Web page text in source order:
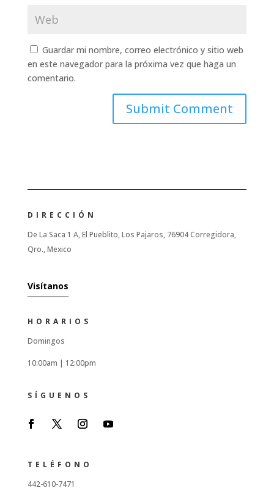
Guardar mi nombre, correo electrónico y sitio web
en este navegador para la próxima vez que haga un
comentario.
DIRECCIÓN
De La Saca 1 A, El Pueblito, Los Pajaros, 76904 Corregidora,
Qro., Mexico
Visítanos
HORARIOS
Domingos
10:00am | 12:00pm
SÍGUENOS
TELÉFONO
442-610-7471